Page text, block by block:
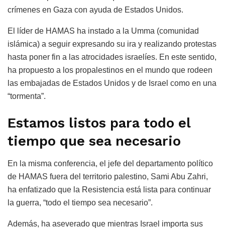
crímenes en Gaza con ayuda de Estados Unidos.
El líder de HAMAS ha instado a la Umma (comunidad
islámica) a seguir expresando su ira y realizando protestas
hasta poner fin a las atrocidades israelíes. En este sentido,
ha propuesto a los propalestinos en el mundo que rodeen
las embajadas de Estados Unidos y de Israel como en una
“tormenta”.
Estamos listos para todo el
tiempo que sea necesario
En la misma conferencia, el jefe del departamento político
de HAMAS fuera del territorio palestino, Sami Abu Zahri,
ha enfatizado que la Resistencia está lista para continuar
la guerra, “todo el tiempo sea necesario”.
Además, ha aseverado que mientras Israel importa sus